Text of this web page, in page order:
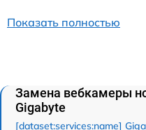
Показать полностью
Замена вебкамеры
Gigabyte
[dataset:services:name]